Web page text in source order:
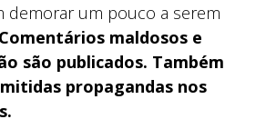
demorar um pouco a serem
Comentários maldosos e
são publicados. Também
propagandas nos